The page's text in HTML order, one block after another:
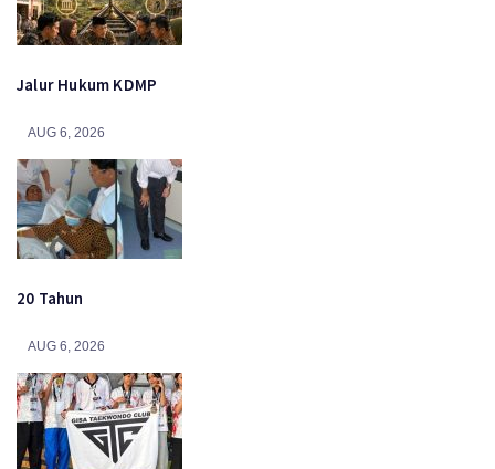
Jalur Hukum KDMP
AUG 6, 2026
20 Tahun
AUG 6, 2026